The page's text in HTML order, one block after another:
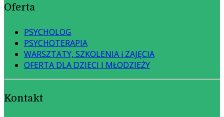
Oferta
PSYCHOLOG
PSYCHOTERAPIA
WARSZTATY, SZKOLENIA i ZAJĘCIA
OFERTA DLA DZIECI I MŁODZIEŻY
Kontakt